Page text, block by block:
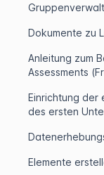
Dokumente zu
Anleitung zum
Assessments
Einrichtung der
des ersten
Elemente